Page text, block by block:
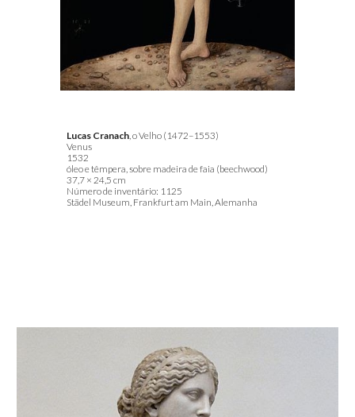
Lucas Cranach, o Velho (1472–1553)
Venus
1532
óleo e têmpera, sobre madeira de faia (beechwood)
37,7 × 24,5 cm
Número de inventário: 1125
Städel Museum, Frankfurt am Main, Alemanha